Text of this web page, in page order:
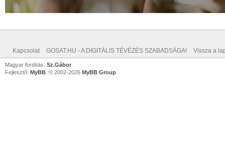
Kapcsolat GOSAT.HU - A DIGITÁLIS TÉVÉZÉS SZABADSÁGA! Vissza a
Magyar fordítás: Sz.Gábor
Fejlesztő: MyBB , © 2002-2026 MyBB Group